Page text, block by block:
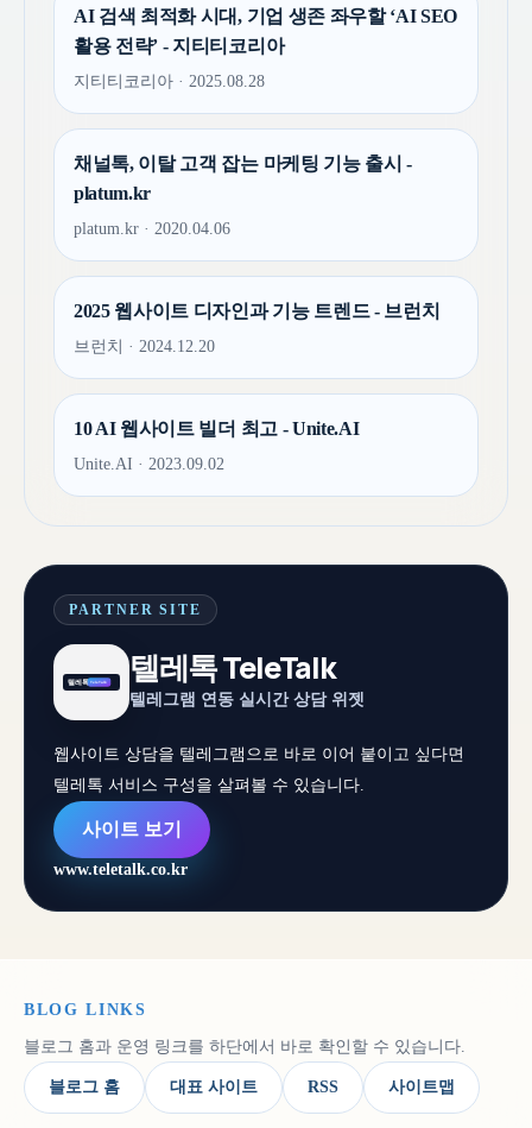
AI 검색 최적화 시대, 기업 생존 좌우할 ‘AI SEO
활용 전략’ - 지티티코리아
지티티코리아 · 2025.08.28
채널톡, 이탈 고객 잡는 마케팅 기능 출시 -
platum.kr
platum.kr · 2020.04.06
2025 웹사이트 디자인과 기능 트렌드 - 브런치
브런치 · 2024.12.20
10 AI 웹사이트 빌더 최고 - Unite.AI
Unite.AI · 2023.09.02
PARTNER SITE
텔레톡 TeleTalk
텔레그램 연동 실시간 상담 위젯
웹사이트 상담을 텔레그램으로 바로 이어 붙이고 싶다면
텔레톡 서비스 구성을 살펴볼 수 있습니다.
사이트 보기
www.teletalk.co.kr
BLOG LINKS
블로그 홈과 운영 링크를 하단에서 바로 확인할 수 있습니다.
블로그 홈 대표 사이트 RSS 사이트맵